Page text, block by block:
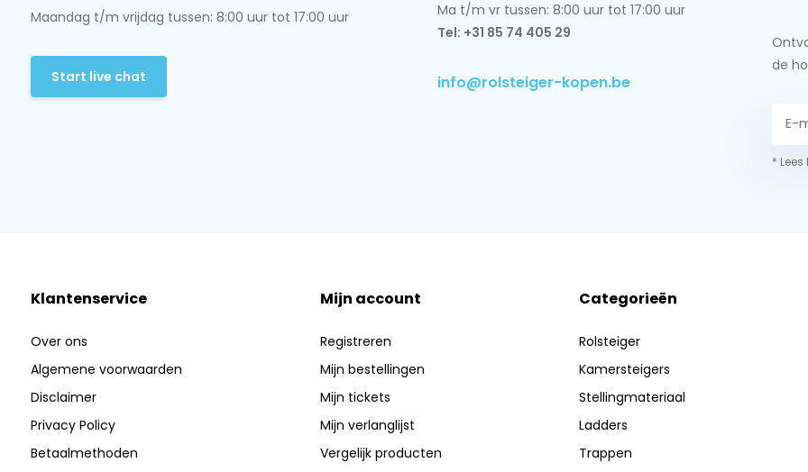
Maandag t/m vrijdag tussen: 8:00 uur tot 17:00 uur
Start live chat
Ma t/m vr tussen: 8:00 uur tot 17:00 uur
Tel: +31 85 74 405 29
info@rolsteiger-kopen.be
de
*
Klantenservice
Over ons
Algemene voorwaarden
Disclaimer
Privacy Policy
Betaalmethoden
Mijn account
Registreren
Mijn bestellingen
Mijn tickets
Mijn verlanglijst
Vergelijk producten
Categorieën
Rolsteiger
Kamersteigers
Stellingmateriaal
Ladders
Trappen